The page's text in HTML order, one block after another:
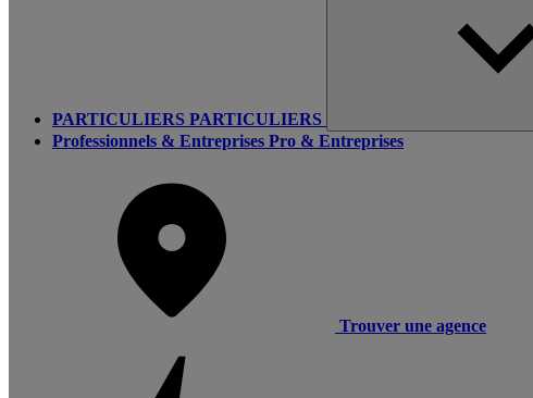
PARTICULIERS PARTICULIERS
Professionnels & Entreprises Pro & Entreprises
Trouver une agence